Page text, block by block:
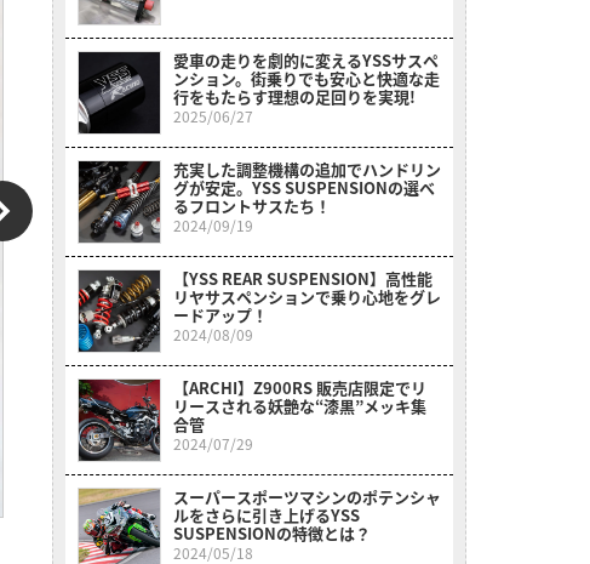
愛車の走りを劇的に変えるYSSサスペ
ンション。街乗りでも安心と快適な走
行をもたらす理想の足回りを実現!
2025/06/27
充実した調整機構の追加でハンドリン
グが安定。YSS SUSPENSIONの選べ
るフロントサスたち！
2024/09/19
【YSS REAR SUSPENSION】高性能
リヤサスペンションで乗り心地をグレ
ードアップ！
2024/08/09
【ARCHI】Z900RS 販売店限定でリ
リースされる妖艶な“漆黒”メッキ集
合管
2024/07/29
スーパースポーツマシンのポテンシャ
ルをさらに引き上げるYSS
SUSPENSIONの特徴とは？
2024/05/18